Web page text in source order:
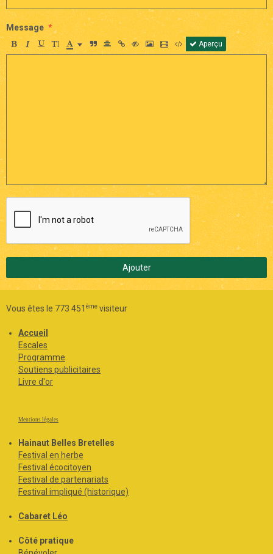
Message
Aperçu
Ajouter
Vous êtes le 773 451 ème visiteur
Accueil
Escales
Programme
Soutiens publicitaires
Livre d'or
Mentions légales
Hainaut Belles Bretelles
Festival en herbe
Festival écocitoyen
Festival de partenariats
Festival impliqué (historique)
Cabaret Léo
Côté pratique